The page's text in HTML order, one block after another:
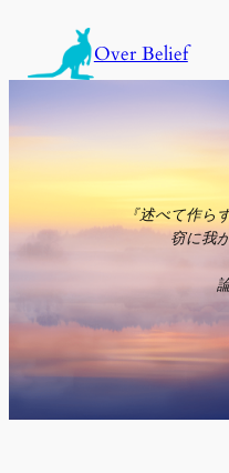
を
ス
キ
ッ
Over Belief
『述べて作ら
窃に我